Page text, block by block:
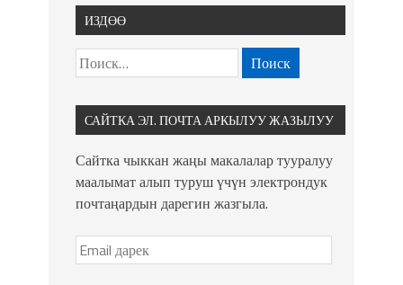
ИЗДӨӨ
САЙТКА ЭЛ. ПОЧТА АРКЫЛУУ ЖАЗЫЛУУ
Сайтка чыккан жаңы макалалар тууралуу
маалымат алып туруш үчүн электрондук
почтаңардын дарегин жазгыла.